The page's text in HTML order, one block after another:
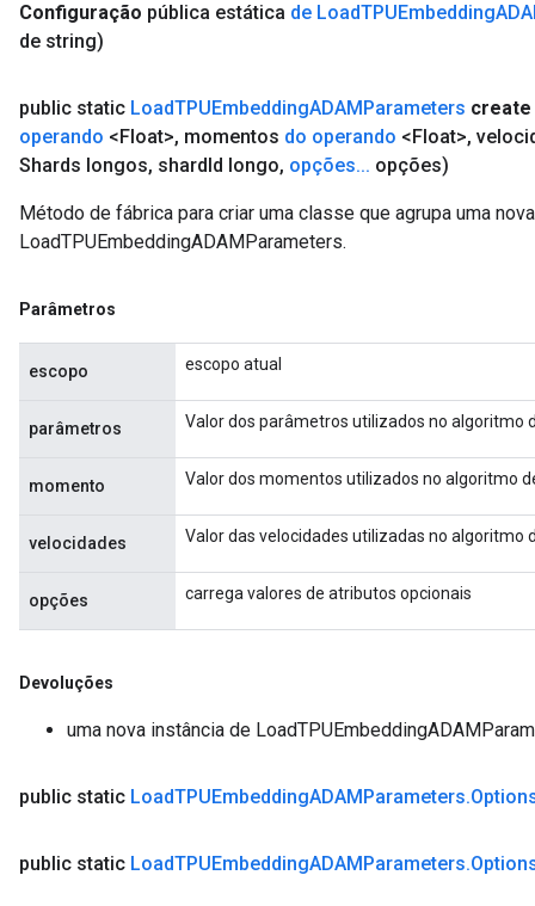
Configuração pública estática de LoadTPUEmbedding
de string)
public static LoadTPUEmbeddingADAMParameters create
operando <Float>, momentos do operando <Float>,
Shards longos, shardId longo, opções... opções)
Método de fábrica para criar uma classe que agrupa uma
LoadTPUEmbeddingADAMParameters.
Parâmetros
escopo escopo atual
parâmetros Valor dos parâmetros utilizados no algoritmo
momento Valor dos momentos utilizados no algoritmo
velocidades Valor das velocidades utilizadas no algoritmo
opções carrega valores de atributos opcionais
Devoluções
uma nova instância de
public static LoadTPUEmbeddingADAMParameters.
public static LoadTPUEmbeddingADAMParameters.